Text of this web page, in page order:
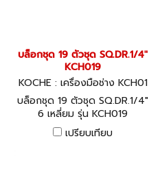
บล็อกชุด 19 ตัวชุด SQ.DR.1/4"
KCH019
KOCHE : เครื่องมือช่าง KCH01
9
บล็อกชุด 19 ตัวชุด SQ.DR.1/4"
6 เหลี่ยม รุ่น KCH019
เปรียบเทียบ